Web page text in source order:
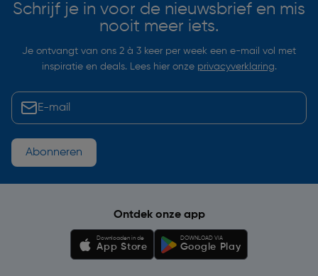
Schrijf je in voor de nieuwsbrief en mis
nooit meer iets.
Je ontvangt van ons 2 à 3 keer per week een e-mail vol met
inspiratie en deals. Lees hier onze privacyverklaring.
Abonneren
Ontdek onze app
Downloaden in de
App Store
DOWNLOAD VIA
Google Play